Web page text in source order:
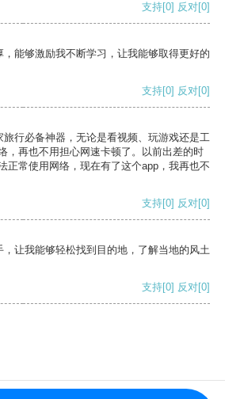
支持[0] 反对[0]
能够激励我不断学习，让我能够取得更好的
支持[0] 反对[0]
行必备神器，无论是看视频、玩游戏还是工
，再也不用担心网速卡顿了。以前出差的时
正常使用网络，现在有了这个app，我再也不
支持[0] 反对[0]
让我能够轻松找到目的地，了解当地的风土
支持[0] 反对[0]